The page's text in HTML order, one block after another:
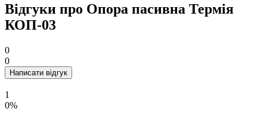
Відгуки про Опора пасивна Термія
КОП-03
0
0
Написати відгук
1
0%